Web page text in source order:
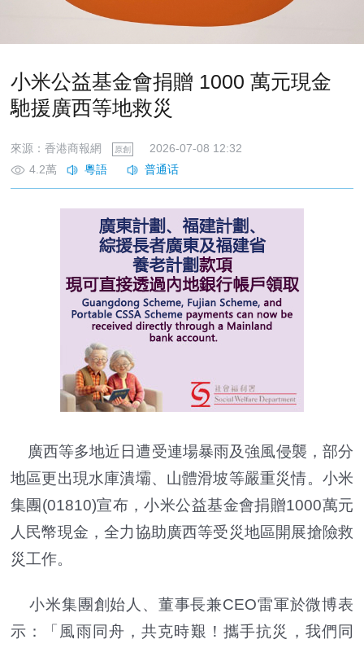
小米公益基金會捐贈 1000 萬元現金
馳援廣西等地救災
來源：香港商報網 原創
2026-07-08 12:32
4.2萬
廣西等多地近日遭受連場暴雨及強風侵襲，部分
地區更出現水庫潰壩、山體滑坡等嚴重災情。小米
集團(01810)宣布，小米公益基金會捐贈1000萬元
人民幣現金，全力協助廣西等受災地區開展搶險救
災工作。
小米集團創始人、董事長兼CEO雷軍於微博表
示：「風雨同舟，共克時艱！攜手抗災，我們同